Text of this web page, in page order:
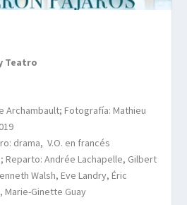
Teatro
Archambault; Fotografía: Mathieu
drama, V.O. en francés
Reparto: Andrée Lachapelle, Gilbert
Walsh, Eve Landry, Éric
Marie-Ginette Guay